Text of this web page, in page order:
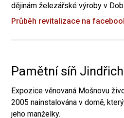
dějinám železářské výroby v
Průběh revitalizace na
Pamětní síň
Expozice věnovaná Mošnovu
2005 nainstalována v domě,
jeho manželky.